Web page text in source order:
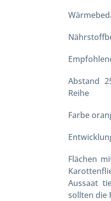
Abstand
Reihe
Farbe
Flächen
Aussaat
sollten die